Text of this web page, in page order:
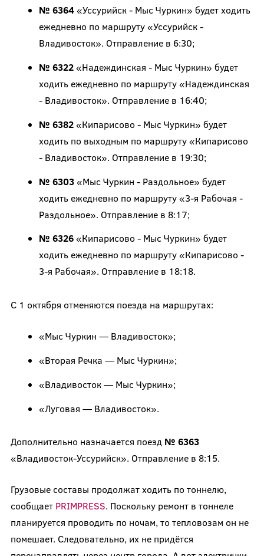
№ 6364«Уссурийск - Мыс Чуркин» будет ходить
ежедневно по маршруту «Уссурийск -
Владивосток». Отправление в 6:30;
№ 6322«Надеждинская - Мыс Чуркин» будет
ходить ежедневно по маршруту «Надеждинская
- Владивосток». Отправление в 16:40;
№ 6382«Кипарисово - Мыс Чуркин» будет
ходить по выходным по маршруту «Кипарисово
- Владивосток». Отправление в 19:30;
№ 6303«Мыс Чуркин - Раздольное» будет
ходить ежедневно по маршруту «3-я Рабочая -
Раздольное». Отправление в 8:17;
№ 6326«Кипарисово - Мыс Чуркин» будет
ходить ежедневно по маршруту «Кипарисово -
3-я Рабочая». Отправление в 18:18.
С 1 октября отменяются поезда на маршрутах:
«Мыс Чуркин — Владивосток»;
«Вторая Речка — Мыс Чуркин»;
«Владивосток — Мыс Чуркин»;
«Луговая — Владивосток».
Дополнительно назначается поезд № 6363
«Владивосток-Уссурийск». Отправление в 8:15.
Грузовые составы продолжат ходить по тоннелю,
сообщаетPRIMPRESS. Поскольку ремонт в тоннеле
планируется проводить по ночам, то тепловозам он не
помешает. Следовательно, их не придётся